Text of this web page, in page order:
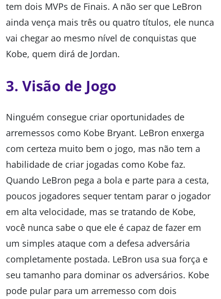
tem dois MVPs de Finais. A não ser que LeBron
ainda vença mais três ou quatro títulos, ele nunca
vai chegar ao mesmo nível de conquistas que
Kobe, quem dirá de Jordan.
3. Visão de Jogo
Ninguém consegue criar oportunidades de
arremessos como Kobe Bryant. LeBron enxerga
com certeza muito bem o jogo, mas não tem a
habilidade de criar jogadas como Kobe faz.
Quando LeBron pega a bola e parte para a cesta,
poucos jogadores sequer tentam parar o jogador
em alta velocidade, mas se tratando de Kobe,
você nunca sabe o que ele é capaz de fazer em
um simples ataque com a defesa adversária
completamente postada. LeBron usa sua força e
seu tamanho para dominar os adversários. Kobe
pode pular para um arremesso com dois